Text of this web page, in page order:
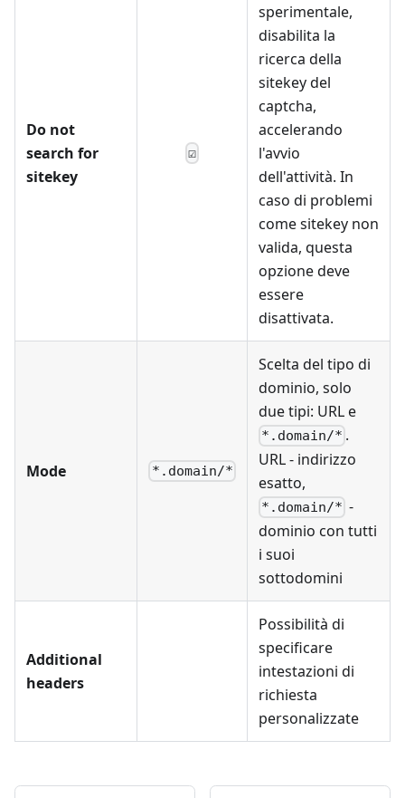
Do not
search for
sitekey
☑
sperimentale,
disabilita la
ricerca della
sitekey del
captcha,
accelerando
l'avvio
dell'attività. In
caso di problemi
come sitekey non
valida, questa
opzione deve
essere
disattivata.
Mode *.domain/*
Scelta del tipo di
dominio, solo
due tipi: URL e
*.domain/* .
URL - indirizzo
esatto,
*.domain/* -
dominio con tutti
i suoi
sottodomini
Additional
headers
Possibilità di
specificare
intestazioni di
richiesta
personalizzate